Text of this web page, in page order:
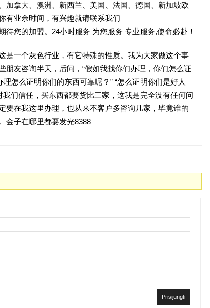
拿大、澳洲、新西兰、美国、法国、德国、新加坡欧
有业余时间，有兴趣就请联系我们
您的加盟。24小时服务 为您服务 专业服务,使命必赴！
是一个灰色行业，有它特殊的性质。我为大家做这个事
朋友咨询半天，后问，“假如我找你们办理，你们怎么证
理怎么证明你们的东西可靠呢？” “怎么证明你们是好人
我们信任，买东西都要货比三家，这我是完全没有任何问
要在我这里办理，也从来不客户多咨询几家，毕竟谁的
金子在哪里都要发光8388
Prisijungti